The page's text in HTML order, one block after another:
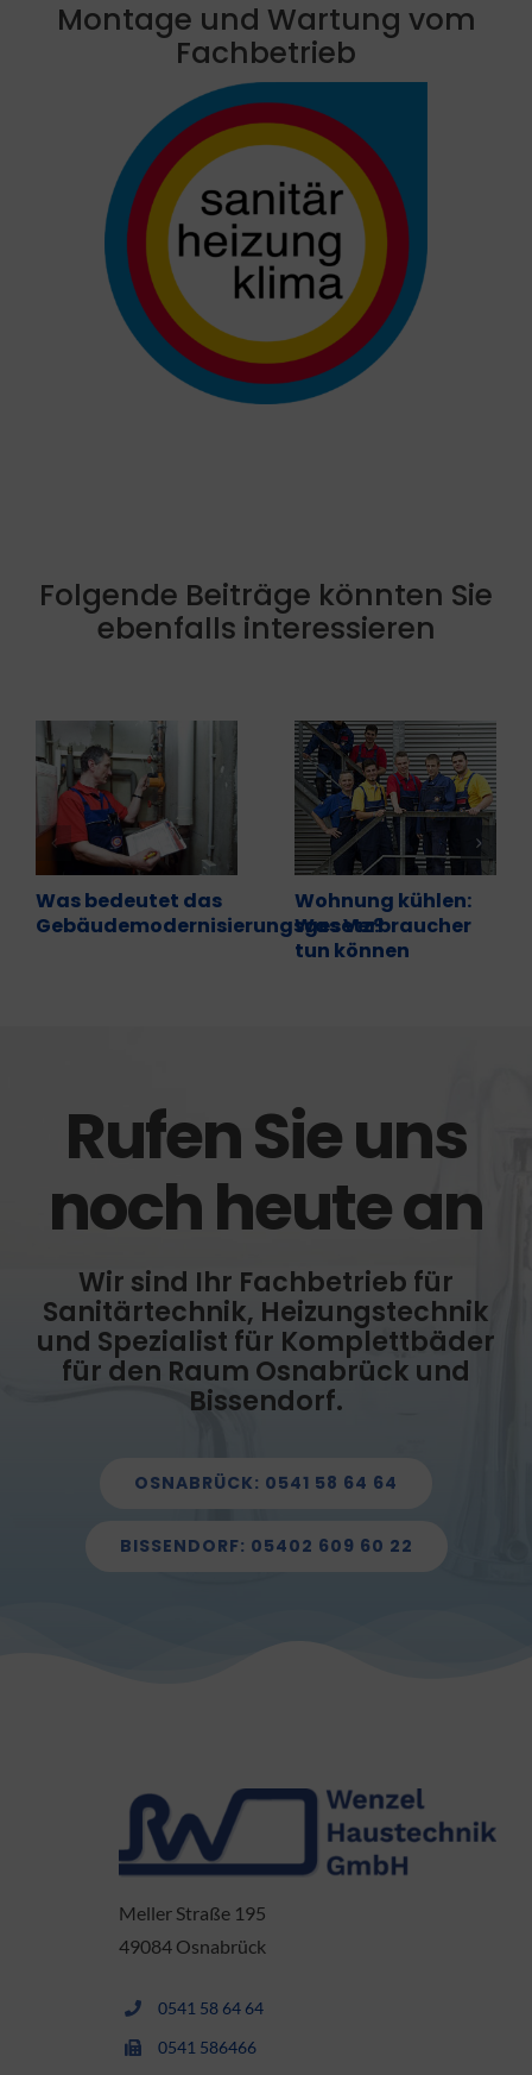
Montage und Wartung vom
Fachbetrieb
Folgende Beiträge könnten Sie
ebenfalls interessieren
Was bedeutet das
Gebäudemodernisierungsgesetz?
Wohnung kühlen:
Was Verbraucher
tun können
Rufen Sie uns
noch heute an
Wir sind Ihr Fachbetrieb für
Sanitärtechnik, Heizungstechnik
und Spezialist für Komplettbäder
für den Raum Osnabrück und
Bissendorf.
OSNABRÜCK: 0541 58 64 64
BISSENDORF: 05402 609 60 22
Meller Straße 195
49084 Osnabrück
0541 58 64 64
0541 586466